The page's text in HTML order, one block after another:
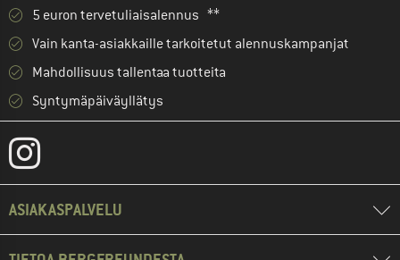
5 euron tervetuliaisalennus **
Vain kanta-asiakkaille tarkoitetut alennuskampanjat
Mahdollisuus tallentaa tuotteita
Syntymäpäiväyllätys
ASIAKASPALVELU